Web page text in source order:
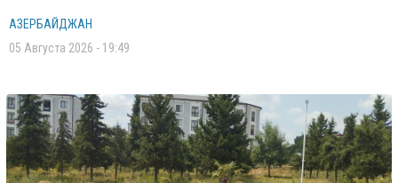
АЗЕРБАЙДЖАН
05 Августа 2026 - 19:49